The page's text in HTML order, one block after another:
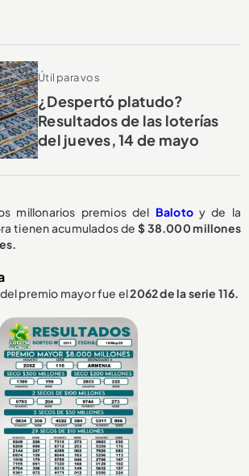
Útil para vos
¿Despertó platudo?
Resultados de las loterías
del jueves, 14 de mayo
millonarios premios del Baloto y de la
tienen acumulados de $ 38.000 millones
premio mayor fue el2062 de la serie 116.